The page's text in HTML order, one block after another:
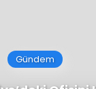
Gündem